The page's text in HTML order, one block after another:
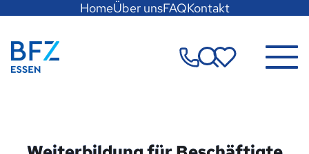
Seite
anspringen
HomeÜber unsFAQKontakt
Zur Startseite Merkzettel